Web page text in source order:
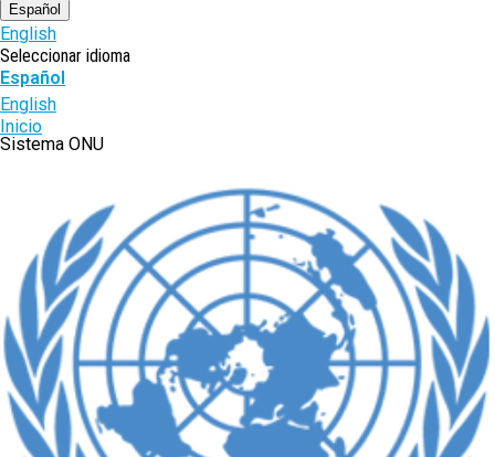
Español
English
Seleccionar idioma
Español
English
Ruta
navegación
Inicio
Sistema ONU